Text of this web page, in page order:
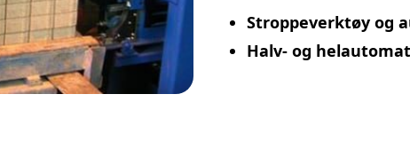
Stroppeverktøy og
Halv- og